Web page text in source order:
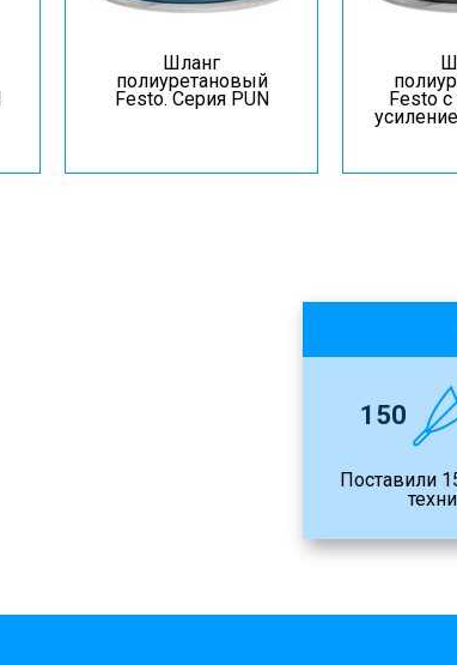
Шланг
полиуретановый
Festo. Серия PUN Festo
150
Поставили